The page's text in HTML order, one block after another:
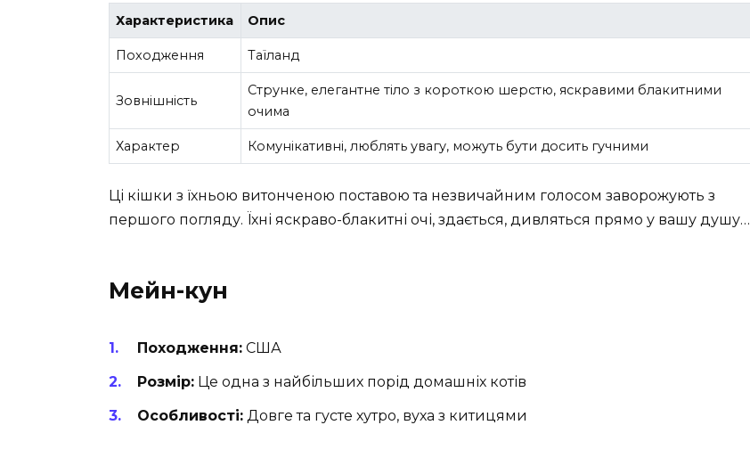
Характеристика Опис
Походження Таїланд
Зовнішність
Струнке, елегантне тіло з короткою шерстю, яскравими блакитними
очима
Характер Комунікативні, люблять увагу, можуть бути досить гучними
Ці кішки з їхньою витонченою поставою та незвичайним голосом заворожують з
першого погляду. Їхні яскраво-блакитні очі, здається, дивляться прямо у вашу душу…
Мейн-кун
Походження: США
Розмір: Це одна з найбільших порід домашніх котів
Особливості: Довге та густе хутро, вуха з китицями